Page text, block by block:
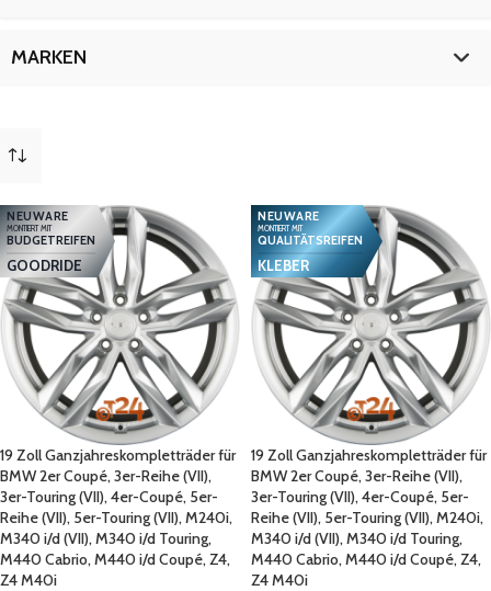
5er-Touring (VII)
9
MARKEN
NEUWARE
MONTIERT MIT
BUDGETREIFEN
GOODRIDE
19 Zoll Ganzjahreskompletträder für
BMW 2er Coupé, 3er-Reihe (VII),
3er-Touring (VII), 4er-Coupé, 5er-
Reihe (VII), 5er-Touring (VII), M240i,
M340 i/d (VII), M340 i/d Touring,
M440 Cabrio, M440 i/d Coupé, Z4,
Z4 M40i
NEUWARE
MONTIERT MIT
QUALITÄTSREIFEN
KLEBER
19 Zoll Ganzjahreskompletträder für
BMW 2er Coupé, 3er-Reihe (VII),
3er-Touring (VII), 4er-Coupé, 5er-
Reihe (VII), 5er-Touring (VII), M240i,
M340 i/d (VII), M340 i/d Touring,
M440 Cabrio, M440 i/d Coupé, Z4,
Z4 M40i